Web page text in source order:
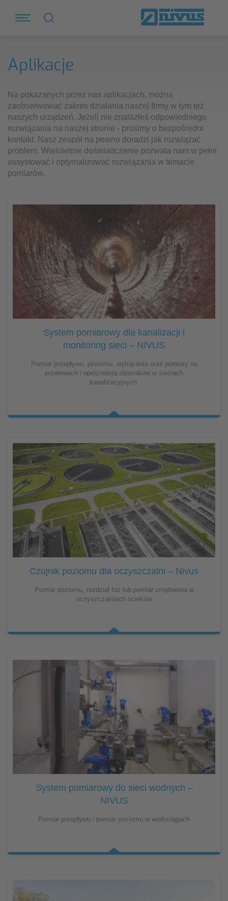
Aplikacje
Na pokazanych przez nas aplikacjach, można
zaobserwować zakres działania naszej firmy w tym też
naszych urządzeń. Jeżeli nie znalazłeś odpowiedniego
rozwiązania na naszej stronie - prosimy o bezpośredni
kontakt. Nasz zespół na pewno doradzi jak rozwiązać
problem. Wieloletnie doświadczenie pozwala nam w pełni
assystować i optymalizować rozwiązania w temacie
pomiarów.
System pomiarowy dla kanalizacji i
monitoring sieci – NIVUS
Pomiar przepływu, poziomu, wytrącania oraz pomiary na
przelewach i opróżniania zbiorników w sieciach
kanalizacyjnych.
Czujnik poziomu dla oczyszczalni – Nivus
Pomiar poziomu, rozdział faz lub pomiar zmętnienia w
oczyszczalniach ścieków
System pomiarowy do sieci wodnych –
NIVUS
Pomiar przepływu i pomiar poziomu w wodociągach